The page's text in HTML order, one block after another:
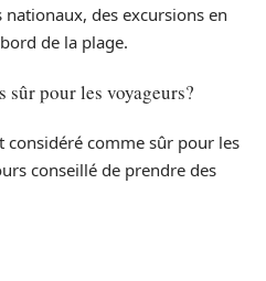
des excursions en
de la plage.
pour les voyageurs?
considéré comme sûr pour les
conseillé de prendre des